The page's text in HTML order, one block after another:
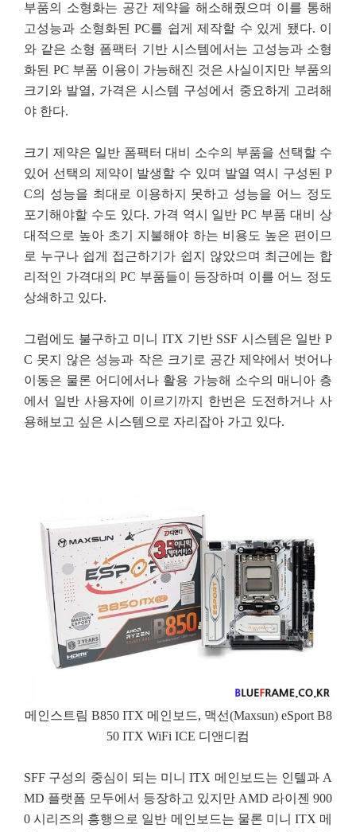
부품의 소형화는 공간 제약을 해소해줬으며 이를 통해
고성능과 소형화된 PC를 쉽게 제작할 수 있게 됐다. 이
와 같은 소형 폼팩터 기반 시스템에서는 고성능과 소형
화된 PC 부품 이용이 가능해진 것은 사실이지만 부품의
크기와 발열, 가격은 시스템 구성에서 중요하게 고려해
야 한다.
크기 제약은 일반 폼팩터 대비 소수의 부품을 선택할 수
있어 선택의 제약이 발생할 수 있며 발열 역시 구성된 P
C의 성능을 최대로 이용하지 못하고 성능을 어느 정도
포기해야할 수도 있다. 가격 역시 일반 PC 부품 대비 상
대적으로 높아 초기 지불해야 하는 비용도 높은 편이므
로 누구나 쉽게 접근하기가 쉽지 않았으며 최근에는 합
리적인 가격대의 PC 부품들이 등장하며 이를 어느 정도
상쇄하고 있다.
그럼에도 불구하고 미니 ITX 기반 SSF 시스템은 일반 P
C 못지 않은 성능과 작은 크기로 공간 제약에서 벗어나
이동은 물론 어디에서나 활용 가능해 소수의 매니아 층
에서 일반 사용자에 이르기까지 한번은 도전하거나 사
용해보고 싶은 시스템으로 자리잡아 가고 있다.
메인스트림 B850 ITX 메인보드, 맥선(Maxsun) eSport B8
50 ITX WiFi ICE 디앤디컴
SFF 구성의 중심이 되는 미니 ITX 메인보드는 인텔과 A
MD 플랫폼 모두에서 등장하고 있지만 AMD 라이젠 900
0 시리즈의 흥행으로 일반 메인보드는 물론 미니 ITX 메